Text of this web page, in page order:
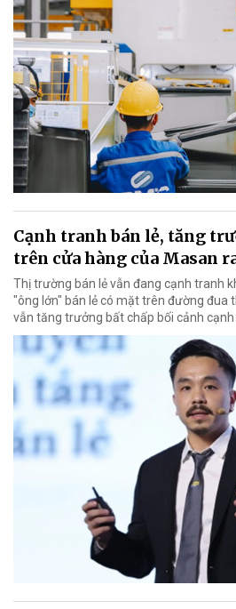
Cạnh tranh bán lẻ, tăng
trên cửa hàng của Masan
Thị trường bán lẻ vẫn đang cạnh tranh
"ông lớn" bán lẻ có mặt trên đường đua
vẫn tăng trưởng bất chấp bối cảnh cạnh